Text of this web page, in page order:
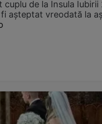
cuplu de la Insula
așteptat vreodată la